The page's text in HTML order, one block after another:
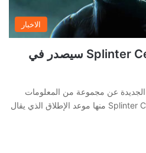
الاخبار
إشاعة: ريميك Splinter Cell سيصدر في
عن مجموعة من المعلومات
المتعلقة بلعبة ريميك Splinter Cell منها موعد الإطلاق الذي يقال